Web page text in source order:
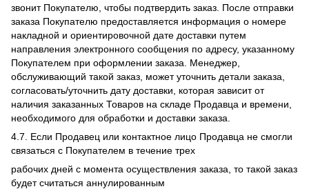
звонит Покупателю, чтобы подтвердить заказ. После отправки
заказа Покупателю предоставляется информация о номере
накладной и ориентировочной дате доставки путем
направления электронного сообщения по адресу, указанному
Покупателем при оформлении заказа. Менеджер,
обслуживающий такой заказ, может уточнить детали заказа,
согласовать/уточнить дату доставки, которая зависит от
наличия заказанных Товаров на складе Продавца и времени,
необходимого для обработки и доставки заказа.
4.7. Если Продавец или контактное лицо Продавца не смогли
связаться с Покупателем в течение трех
рабочих дней с момента осуществления заказа, то такой заказ
будет считаться аннулированным